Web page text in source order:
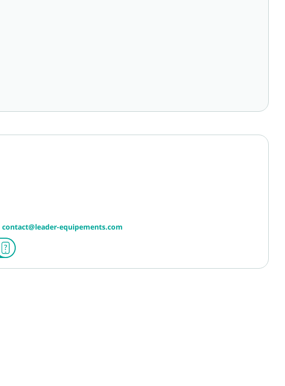
contact@leader-equipements.com